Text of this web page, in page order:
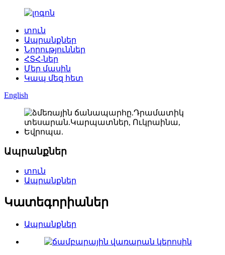
տուն
Ապրանքներ
Նորություններ
ՀՏՀ-ներ
Մեր մասին
Կապ մեզ հետ
English
Ապրանքներ
տուն
Ապրանքներ
Կատեգորիաներ
Ապրանքներ